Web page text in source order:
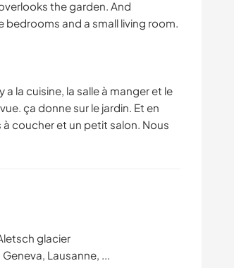
the garden. And
and a small living room.
la cuisine, la salle à manger et le
ça donne sur le jardin. Et en
à coucher et un petit salon. Nous
glacier
Lausanne, ...